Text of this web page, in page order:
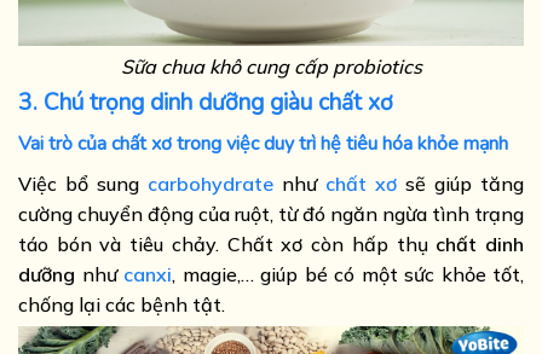
Sữa chua khô cung cấp probiotics
3. Chú trọng dinh dưỡng giàu chất xơ
Vai trò của chất xơ trong việc duy trì hệ tiêu hóa khỏe mạnh
Việc bổ sung carbohydrate như chất xơ sẽ giúp tăng
cường chuyển động của ruột, từ đó ngăn ngừa tình trạng
táo bón và tiêu chảy. Chất xơ còn hấp thụ chất dinh
dưỡng như canxi, magie,… giúp bé có một sức khỏe tốt,
chống lại các bệnh tật.